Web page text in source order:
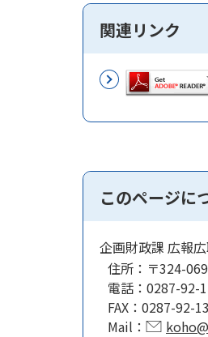
関連リンク
このページに
企画財政課 広報
住所： 〒324-
電話： 0287-92-
FAX： 0287-92-
Mail：